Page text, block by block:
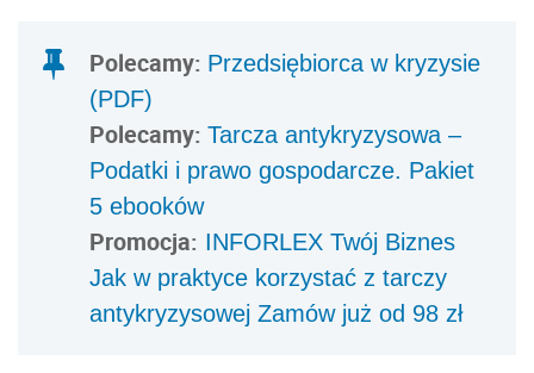
Polecamy: Przedsiębiorca w kryzysie
(PDF)
Polecamy: Tarcza antykryzysowa –
Podatki i prawo gospodarcze. Pakiet
5 ebooków
Promocja: INFORLEX Twój Biznes
Jak w praktyce korzystać z tarczy
antykryzysowej Zamów już od 98 zł